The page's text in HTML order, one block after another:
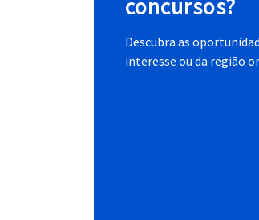
concursos?
Descubra as
interesse ou da região